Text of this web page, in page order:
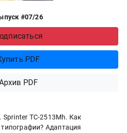
#07/26
PDF
PDF
Sprinter ТС-2513Mh. Как
Адаптация